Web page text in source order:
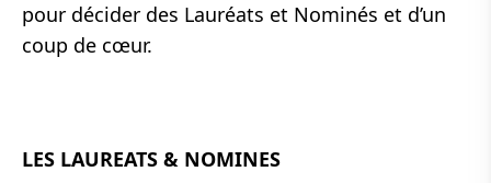
pour décider des Lauréats et Nominés et d’un
coup de cœur.
LES LAUREATS & NOMINES